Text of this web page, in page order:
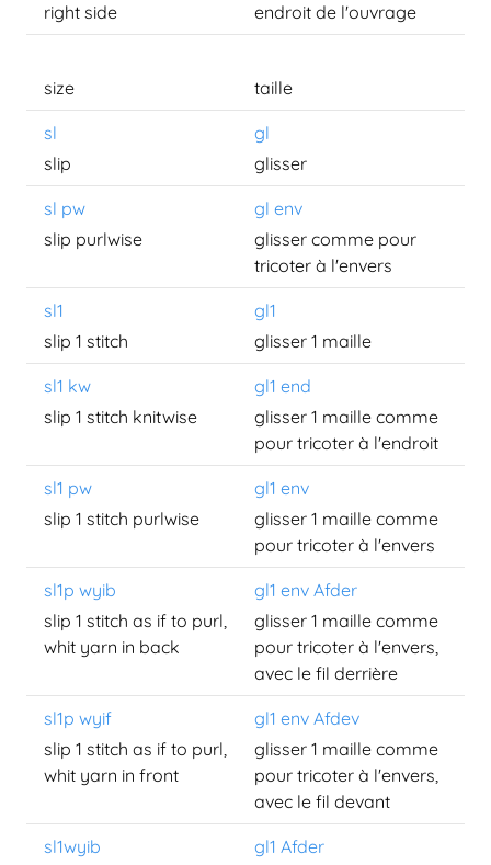
right side
endroit de l'ouvrage
size taille
sl
gl
slip
glisser
sl pw
gl env
slip purlwise
glisser comme pour
tricoter à l'envers
sl1
gl1
slip 1 stitch
glisser 1 maille
sl1 kw
gl1 end
slip 1 stitch knitwise
glisser 1 maille comme
pour tricoter à l'endroit
sl1 pw
gl1 env
slip 1 stitch purlwise
glisser 1 maille comme
pour tricoter à l'envers
sl1p wyib
gl1 env Afder
slip 1 stitch as if to purl,
whit yarn in back
glisser 1 maille comme
pour tricoter à l'envers,
avec le fil derrière
sl1p wyif
gl1 env Afdev
slip 1 stitch as if to purl,
whit yarn in front
glisser 1 maille comme
pour tricoter à l'envers,
avec le fil devant
sl1wyib
gl1 Afder